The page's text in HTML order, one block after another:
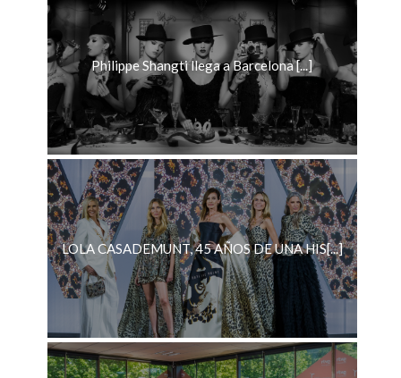
Philippe Shangti llega a Barcelona [...]
LOLA CASADEMUNT, 45 AÑOS DE UNA HIS[...]